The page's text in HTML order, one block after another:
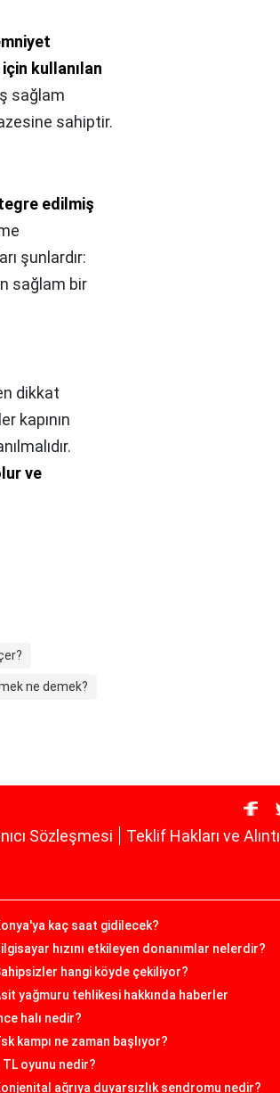
kullanılan
sağlam
sahiptir.
edilmiş
şunlardır:
sağlam bir
dikkat
kapının
ve
ne demek?
Sözleşmesi Teklif Hakları ve Alıntı
kaç saat gidilecek?
hızını etkileyen donanımlar nelerdir?
hangi köyde çekiliyor?
yağmuru tehlikesi hakkında haberler
halı nedir?
kampı ne zaman başlıyor?
TL oyunu nedir?
ağrıya duyarsızlık sendromu nedir?